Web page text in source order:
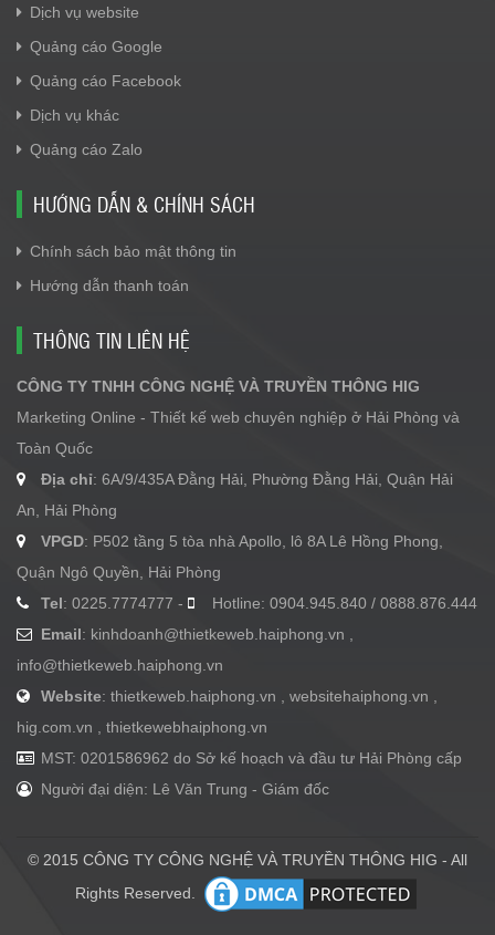
Dịch vụ website
Quảng cáo Google
Quảng cáo Facebook
Dịch vụ khác
Quảng cáo Zalo
HƯỚNG DẪN & CHÍNH SÁCH
Chính sách bảo mật thông tin
Hướng dẫn thanh toán
THÔNG TIN LIÊN HỆ
CÔNG TY TNHH CÔNG NGHỆ VÀ TRUYỀN THÔNG HIG
Marketing Online - Thiết kế web chuyên nghiệp ở Hải Phòng và
Toàn Quốc
Địa chỉ: 6A/9/435A Đằng Hải, Phường Đằng Hải, Quận Hải
An, Hải Phòng
VPGD: P502 tầng 5 tòa nhà Apollo, lô 8A Lê Hồng Phong,
Quận Ngô Quyền, Hải Phòng
Tel: 0225.7774777 -
Hotline: 0904.945.840 / 0888.876.444
Email: kinhdoanh@thietkeweb.haiphong.vn
info@thietkeweb.haiphong.vn
Website: thietkeweb.haiphong.vn , websitehaiphong.vn ,
hig.com.vn , thietkewebhaiphong.vn
MST: 0201586962 do Sở kế hoạch và đầu tư Hải Phòng cấp
Người đại diện: Lê Văn Trung - Giám đốc
© 2015 CÔNG TY CÔNG NGHỆ VÀ TRUYỀN THÔNG HIG - All
Rights Reserved.